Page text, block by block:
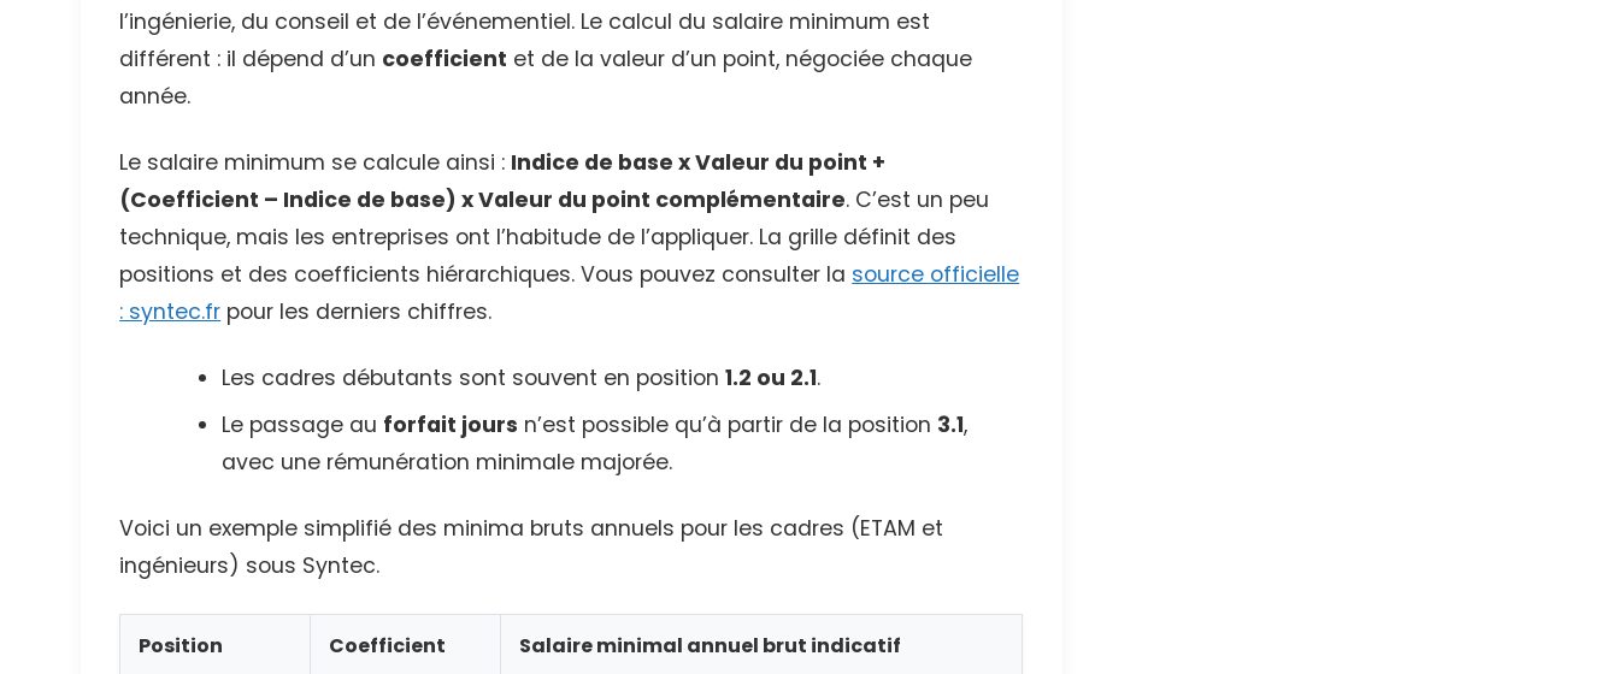
l’ingénierie, du conseil et de l’événementiel. Le calcul du salaire minimum est
différent : il dépend d’un coefficient et de la valeur d’un point, négociée chaque
année.
Le salaire minimum se calcule ainsi : Indice de base x Valeur du point +
(Coefficient – Indice de base) x Valeur du point complémentaire. C’est un peu
technique, mais les entreprises ont l’habitude de l’appliquer. La grille définit des
positions et des coefficients hiérarchiques. Vous pouvez consulter la source officielle
: syntec.fr pour les derniers chiffres.
Les cadres débutants sont souvent en position 1.2 ou 2.1.
Le passage au forfait jours n’est possible qu’à partir de la position 3.1,
avec une rémunération minimale majorée.
Voici un exemple simplifié des minima bruts annuels pour les cadres (ETAM et
ingénieurs) sous Syntec.
Position Coefficient Salaire minimal annuel brut indicatif